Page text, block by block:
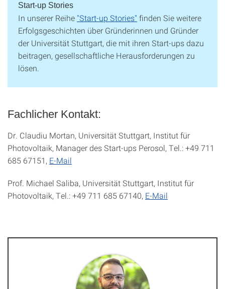
Start-up Stories
In unserer Reihe "Start-up Stories" finden Sie weitere
Erfolgsgeschichten über Gründerinnen und Gründer
der Universität Stuttgart, die mit ihren Start-ups dazu
beitragen, gesellschaftliche Herausforderungen zu
lösen.
Fachlicher Kontakt:
Dr. Claudiu Mortan, Universität Stuttgart, Institut für
Photovoltaik, Manager des Start-ups Perosol, Tel.: +49 711
685 67151, E-Mail
Prof. Michael Saliba, Universität Stuttgart, Institut für
Photovoltaik, Tel.: +49 711 685 67140, E-Mail